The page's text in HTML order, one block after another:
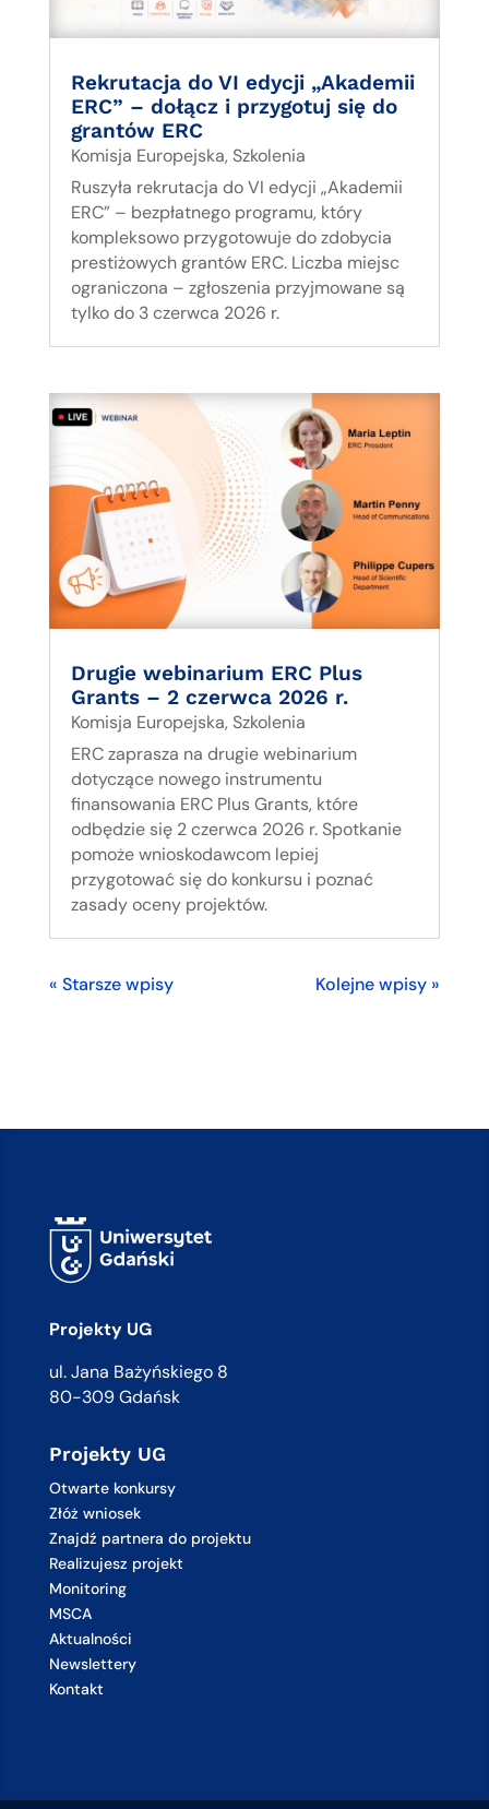
Rekrutacja do VI edycji „Akademii
ERC” – dołącz i przygotuj się do
grantów ERC
Komisja Europejska,Szkolenia
Ruszyła rekrutacja do VI edycji „Akademii
ERC” – bezpłatnego programu, który
kompleksowo przygotowuje do zdobycia
prestiżowych grantów ERC. Liczba miejsc
ograniczona – zgłoszenia przyjmowane są
tylko do 3 czerwca 2026 r.
Drugie webinarium ERC Plus
Grants – 2 czerwca 2026 r.
Komisja Europejska,Szkolenia
ERC zaprasza na drugie webinarium
dotyczące nowego instrumentu
finansowania ERC Plus Grants, które
odbędzie się 2 czerwca 2026 r. Spotkanie
pomoże wnioskodawcom lepiej
przygotować się do konkursu i poznać
zasady oceny projektów.
« Starsze wpisy Kolejne wpisy »
Projekty UG
ul. Jana Bażyńskiego 8
80-309 Gdańsk
Projekty UG
Otwarte konkursy
Złóż wniosek
Znajdź partnera do projektu
Realizujesz projekt
Monitoring
MSCA
Aktualności
Newslettery
Kontakt